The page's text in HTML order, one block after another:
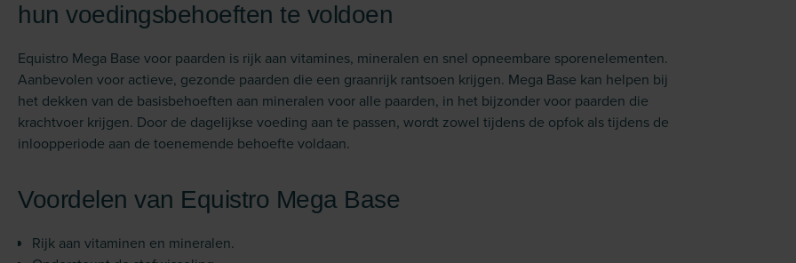
hun voedings­behoeften te voldoen
Equistro Mega Base voor paarden is rijk aan vitamines, mineralen en snel opneembare sporen­elementen.
Aanbevolen voor actieve, gezonde paarden die een graanrijk rantsoen krijgen. Mega Base kan helpen bij
het dekken van de basis­behoeften aan mineralen voor alle paarden, in het bijzonder voor paarden die
krachtvoer krijgen. Door de dagelijkse voeding aan te passen, wordt zowel tijdens de opfok als tijdens de
inloop­periode aan de toenemende behoefte voldaan.
Voordelen van Equistro Mega Base
Rijk aan vitaminen en mineralen.